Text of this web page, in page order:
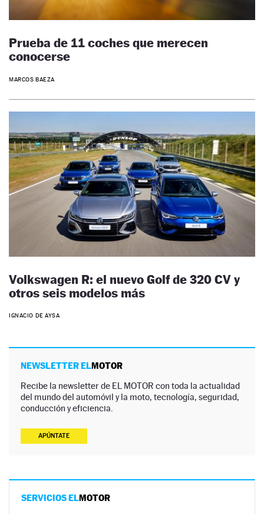
Prueba de 11 coches que merecen
conocerse
MARCOS BAEZA
Volkswagen R: el nuevo Golf de 320 CV y
otros seis modelos más
IGNACIO DE AYSA
NEWSLETTER ELMOTOR
Recibe la newsletter de EL MOTOR con toda la actualidad
del mundo del automóvil y la moto, tecnología, seguridad,
conducción y eficiencia.
APÚNTATE
SERVICIOS ELMOTOR